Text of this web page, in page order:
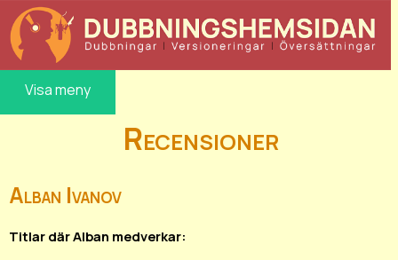
Visa meny
Recensioner
Alban Ivanov
Titlar där Alban medverkar: